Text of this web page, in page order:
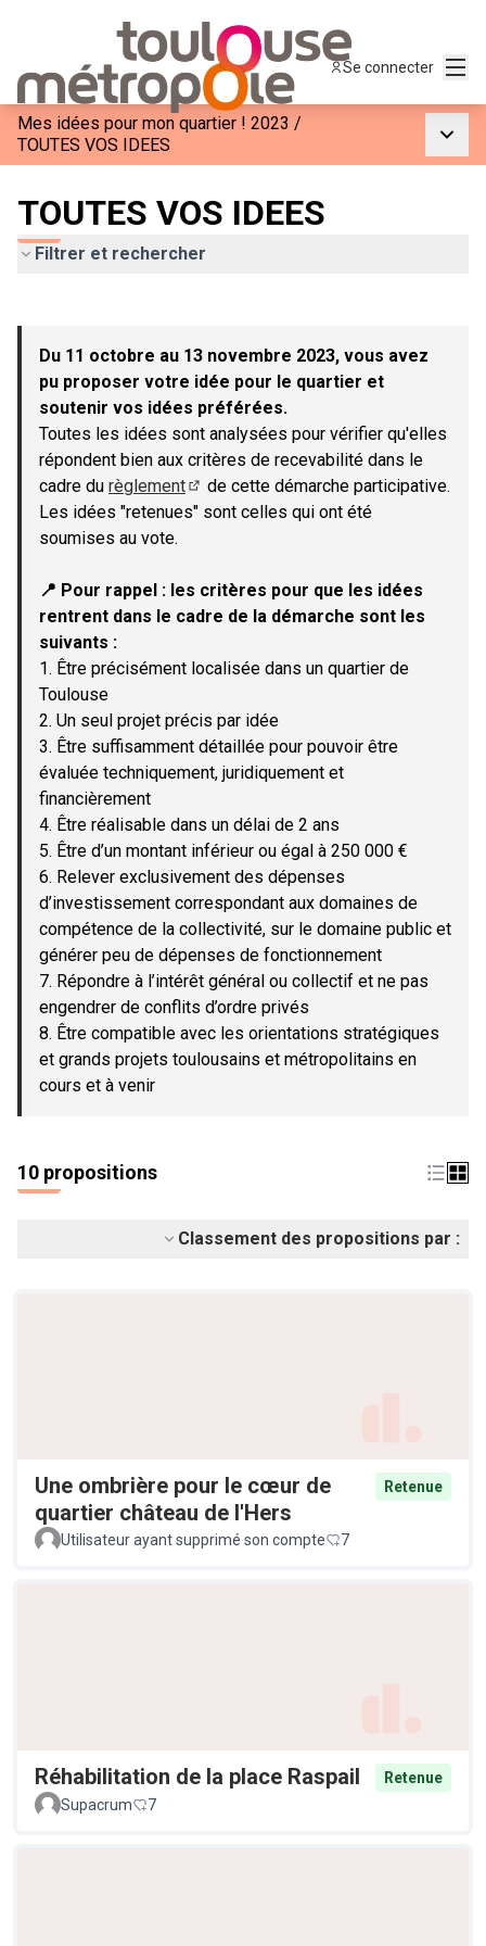
Se connecter
Mes idées pour mon quartier ! 2023 /
TOUTES VOS IDEES
TOUTES VOS IDEES
Filtrer et rechercher
−
Du 11 octobre au 13 novembre 2023, vous avez
pu proposer votre idée pour le quartier et
soutenir vos idées préférées.
Toutes les idées sont analysées pour vérifier qu'elles
répondent bien aux critères de recevabilité dans le
cadre du règlement
(Lien externe)
de cette démarche participative.
Les idées "retenues" sont celles qui ont été
soumises au vote.
📍 Pour rappel : les critères pour que les idées
rentrent dans le cadre de la démarche sont les
suivants :
1. Être précisément localisée dans un quartier de
Toulouse
2. Un seul projet précis par idée
3. Être suffisamment détaillée pour pouvoir être
évaluée techniquement, juridiquement et
financièrement
4. Être réalisable dans un délai de 2 ans
5. Être d’un montant inférieur ou égal à 250 000 €
6. Relever exclusivement des dépenses
d’investissement correspondant aux domaines de
compétence de la collectivité, sur le domaine public et
générer peu de dépenses de fonctionnement
7. Répondre à l’intérêt général ou collectif et ne pas
engendrer de conflits d’ordre privés
8. Être compatible avec les orientations stratégiques
et grands projets toulousains et métropolitains en
cours et à venir
10 propositions
Classement des propositions par :
Une ombrière pour le cœur de
quartier château de l'Hers
Retenue
Utilisateur ayant supprimé son compte 7
Réhabilitation de la place Raspail
Retenue
Supacrum
7